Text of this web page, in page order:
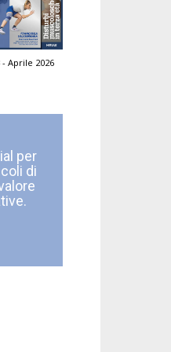
- Aprile 2026
per
di